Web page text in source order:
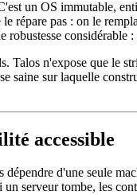
un OS immutable,
répare pas : on le
robustesse
Talos n'expose que le
saine sur laquelle
accessible
d'une seule
serveur tombe, les